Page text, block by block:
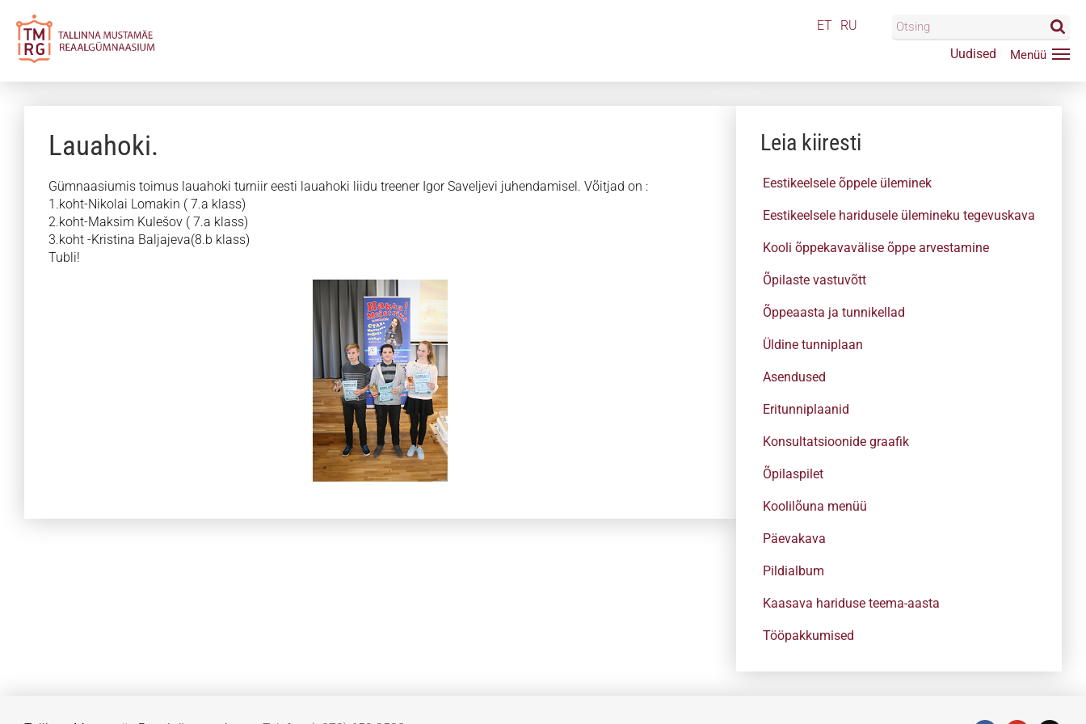
ET RU
Uudised
Lauahoki.
Gümnaasiumis toimus lauahoki turniir eesti lauahoki liidu treener Igor Saveljevi juhendamisel. Võitjad on :
1.koht-Nikolai Lomakin ( 7.a klass)
2.koht-Maksim Kulešov ( 7.a klass)
3.koht -Kristina Baljajeva(8.b klass)
Tubli!
Leia kiiresti
Eestikeelsele õppele üleminek
Eestikeelsele haridusele ülemineku tegevuskava
Kooli õppekavavälise õppe arvestamine
Õpilaste vastuvõtt
Õppeaasta ja tunnikellad
Üldine tunniplaan
Asendused
Eritunniplaanid
Konsultatsioonide graafik
Õpilaspilet
Koolilõuna menüü
Päevakava
Pildialbum
Kaasava hariduse teema-aasta
Tööpakkumised